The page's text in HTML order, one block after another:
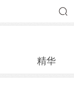
精华